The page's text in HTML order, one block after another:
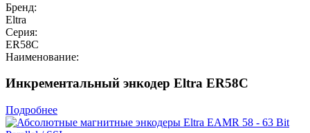
Бренд:
Eltra
Серия:
ER58C
Наименование:
Инкрементальный энкодер Eltra ER58C
Подробнее